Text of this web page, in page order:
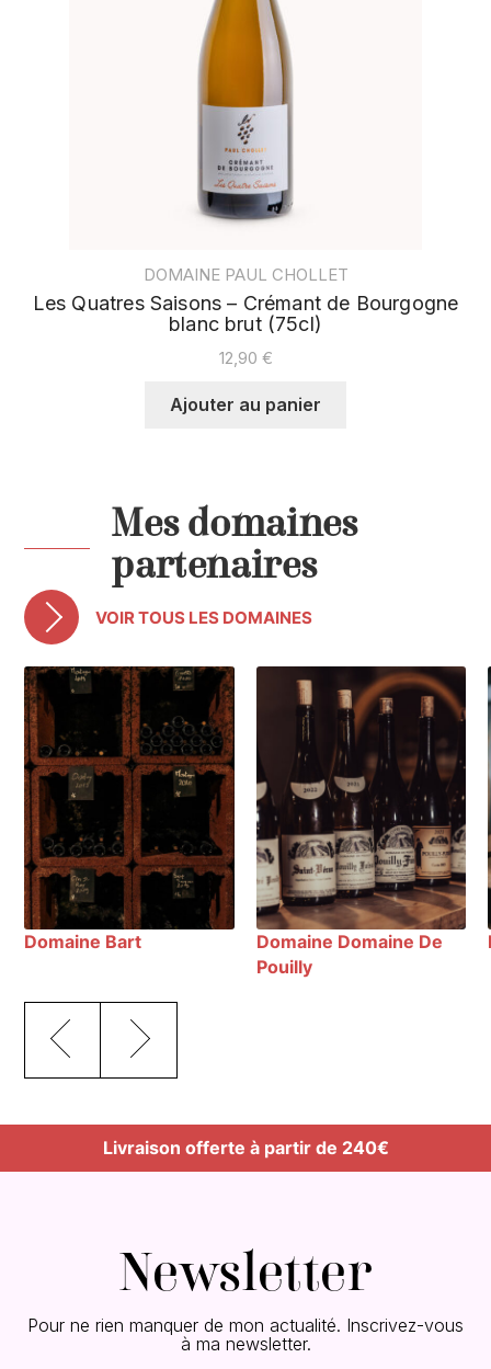
DOMAINE PAUL CHOLLET
Les Quatres Saisons – Crémant de Bourgogne
blanc brut (75cl)
12,90 €
Ajouter au panier
Mes domaines
partenaires
VOIR TOUS LES DOMAINES
Domaine Bart
Domaine Domaine De
Pouilly
Livraison offerte à partir de 240€
Newsletter
Pour ne rien manquer de mon actualité. Inscrivez-vous
à ma newsletter.